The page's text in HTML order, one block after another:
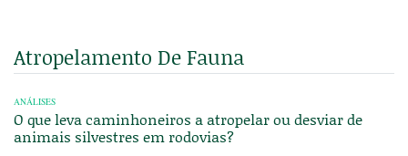
Atropelamento De Fauna
ANÁLISES
O que leva caminhoneiros a atropelar ou desviar de
animais silvestres em rodovias?